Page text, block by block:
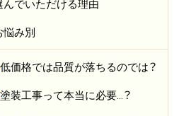
んでいただける理由
悩み別
低価格では品質が落ちるのでは？​
塗装工事って本当に必要…？​